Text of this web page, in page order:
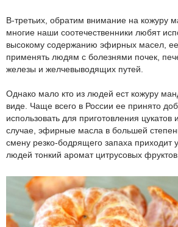
В-третьих, обратим внимание на кожуру
многие наши соотечественники любят
высокому содержанию эфирных масел,
применять людям с болезнями почек,
железы и желчевыводящих путей.
Однако мало кто из людей ест кожуру
виде. Чаще всего в России ее принято
использовать для приготовления цукатов
случае, эфирные масла в большей
смену резко-бодрящего запаха приходит
людей тонкий аромат цитрусовых